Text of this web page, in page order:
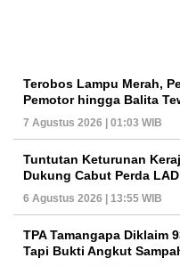
Terobos Lampu Merah,
Pemotor hingga Balita
7 Agustus 2026 | 01:03 WIB
Tuntutan Keturunan
Dukung Cabut Perda LAD
6 Agustus 2026 | 13:55 WIB
TPA Tamangapa Diklaim
Tapi Bukti Angkut